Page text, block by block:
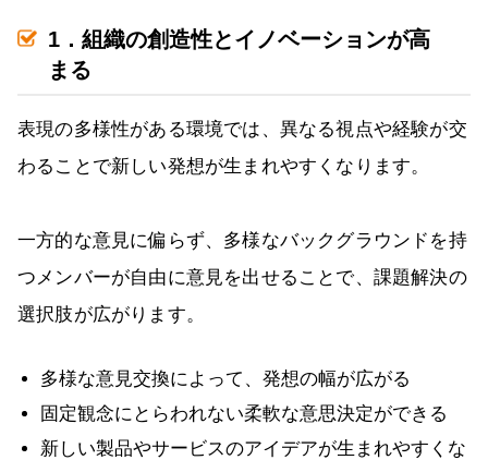
1．組織の創造性とイノベーションが高
まる
表現の多様性がある環境では、異なる視点や経験が交
わることで新しい発想が生まれやすくなります。
一方的な意見に偏らず、多様なバックグラウンドを持
つメンバーが自由に意見を出せることで、課題解決の
選択肢が広がります。
多様な意見交換によって、発想の幅が広がる
固定観念にとらわれない柔軟な意思決定ができる
新しい製品やサービスのアイデアが生まれやすくな